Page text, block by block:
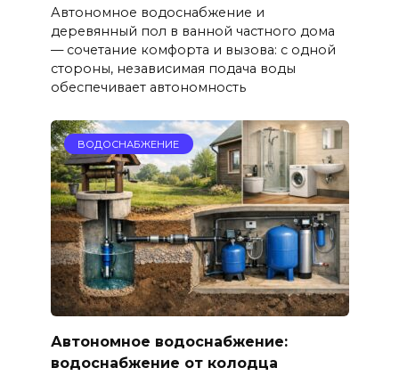
Автономное водоснабжение и
деревянный пол в ванной частного дома
— сочетание комфорта и вызова: с одной
стороны, независимая подача воды
обеспечивает автономность
ВОДОСНАБЖЕНИЕ
Автономное водоснабжение:
водоснабжение от колодца